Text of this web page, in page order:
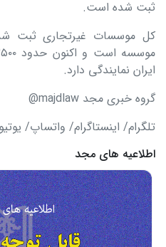
ثبت شده است.
ایران نمایندگی دارد.
گروه خبری مجد majdlaw@
تلگرام/ اینستاگرام/ واتساپ/
اطلاعیه های مجد